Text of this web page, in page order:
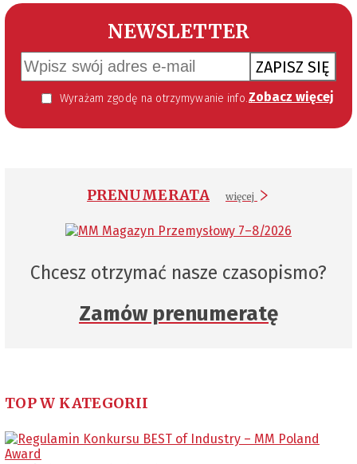
NEWSLETTER
ZAPISZ SIĘ
Wyrażam zgodę na otrzymywanie informacji handlowej kierowanej do mnie za pomocą środków komunikacji elektronicznej w szczególności poczty elektronicznej zgodnie z przepisem art. 10 ust 2 ustawy z dnia 18 lipca 2002 roku o świadczeniu usług drogą elektroniczną (Dz. U. 144 z 2002 r. poz. 1204). Zgoda jest dobrowolna, jednak jej wyrażenie jest konieczne, aby otrzymywać newsletter. Zobacz więcej
PRENUMERATA więcej
Chcesz otrzymać nasze czasopismo?
Zamów prenumeratę
TOP W KATEGORII